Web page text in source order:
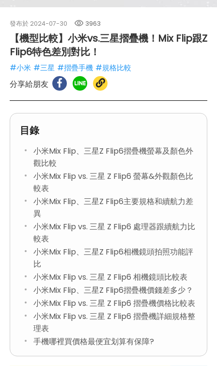
發布於 2024-07-30 3963
【機型比較】小米vs.三星摺疊機！Mix Flip跟Z
Flip6特色差別對比！
#小米 #三星 #摺疊手機 #規格比較
分享給朋友
目錄
小米Mix Flip、三星Z Flip6摺疊機螢幕及顏色外
觀比較
小米Mix Flip vs. 三星 Z Flip6 螢幕&外觀顏色比
較表
小米Mix Flip、三星Z Flip6主要規格和續航力差
異
小米Mix Flip vs. 三星 Z Flip6 處理器跟續航力比
較表
小米Mix Flip、三星Z Flip6相機鏡頭拍照功能評
比
小米Mix Flip vs. 三星 Z Flip6 相機鏡頭比較表
小米Mix Flip、三星Z Flip6摺疊機價錢差多少？
小米Mix Flip vs. 三星 Z Flip6 摺疊機價格比較表
小米Mix Flip vs. 三星 Z Flip6 摺疊機詳細規格整
理表
手機哪裡買價格最便宜划算有保障?